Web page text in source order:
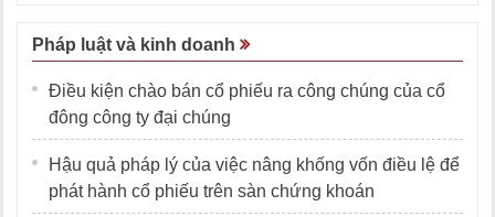
Pháp luật và kinh doanh
Điều kiện chào bán cổ phiếu ra công chúng của cổ
đông công ty đại chúng
Hậu quả pháp lý của việc nâng khống vốn điều lệ để
phát hành cổ phiếu trên sàn chứng khoán